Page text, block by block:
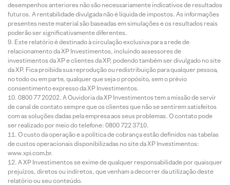
desempenhos anteriores não são necessariamente indicativos de resultados
futuros. A rentabilidade divulgada não é líquida de impostos. As informações
presentes neste material são baseadas em simulações e os resultados reais
poderão ser significativamente diferentes.
Este relatório é destinado à circulação exclusiva para a rede de
relacionamento da XP Investimentos, incluindo assessores de
investimentos da XP e clientes da XP, podendo também ser divulgado no site
da XP. Fica proibida sua reprodução ou redistribuição para qualquer pessoa,
no todo ou em parte, qualquer que seja o propósito, sem o prévio
consentimento expresso da XP Investimentos.
0800 77 20202. A Ouvidoria da XP Investimentos tem a missão de servir
de canal de contato sempre que os clientes que não se sentirem satisfeitos
com as soluções dadas pela empresa aos seus problemas. O contato pode
ser realizado por meio do telefone: 0800 722 3710.
O custo da operação e a política de cobrança estão definidos nas tabelas
de custos operacionais disponibilizadas no site da XP Investimentos:
www.xpi.com.br.
A XP Investimentos se exime de qualquer responsabilidade por quaisquer
prejuízos, diretos ou indiretos, que venham a decorrer da utilização deste
relatório ou seu conteúdo.